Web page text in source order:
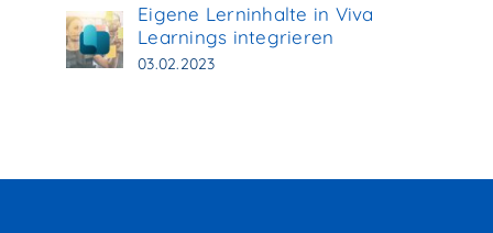
Eigene Lerninhalte in Viva
Learnings integrieren
03.02.2023